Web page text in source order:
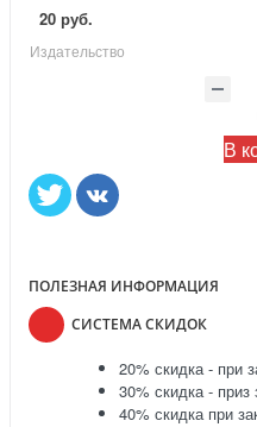
20 руб.
Издательство
В
ПОЛЕЗНАЯ ИНФОРМАЦИЯ
СИСТЕМА СКИДОК
20% скидка - при
30% скидка - приз
40% скидка при